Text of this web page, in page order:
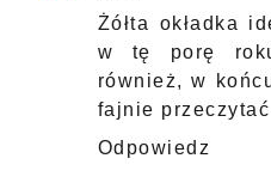
Żółta okładka
w tę porę
również, w
fajnie
Odpowiedz